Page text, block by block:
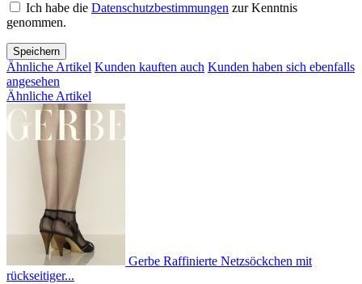
Ich habe die Datenschutzbestimmungen zur Kenntnis
genommen.
Speichern
Ähnliche Artikel Kunden kauften auch Kunden haben sich ebenfalls
angesehen
Ähnliche Artikel
Gerbe Raffinierte Netzsöckchen mit
rückseitiger...